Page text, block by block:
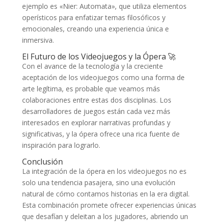
ejemplo es «Nier: Automata», que utiliza elementos
operísticos para enfatizar temas filosóficos y
emocionales, creando una experiencia única e
inmersiva.
El Futuro de los Videojuegos y la Ópera 🚀
Con el avance de la tecnología y la creciente
aceptación de los videojuegos como una forma de
arte legítima, es probable que veamos más
colaboraciones entre estas dos disciplinas. Los
desarrolladores de juegos están cada vez más
interesados en explorar narrativas profundas y
significativas, y la ópera ofrece una rica fuente de
inspiración para lograrlo.
Conclusión
La integración de la ópera en los videojuegos no es
solo una tendencia pasajera, sino una evolución
natural de cómo contamos historias en la era digital.
Esta combinación promete ofrecer experiencias únicas
que desafían y deleitan a los jugadores, abriendo un